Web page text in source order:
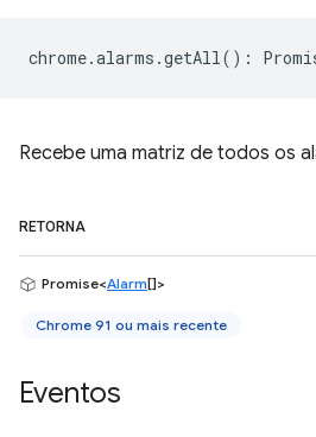
chrome.alarms .getAll() :
Recebe uma matriz de todos os
RETORNA
Promise<Alarm[]>
Chrome 91 ou mais recente
Eventos